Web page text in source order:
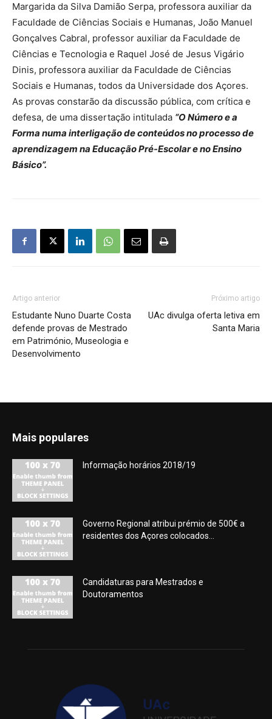
Margarida da Silva Damião Serpa, professora auxiliar da
Faculdade de Ciências Sociais e Humanas, João Manuel
Gonçalves Cabral, professor auxiliar da Faculdade de
Ciências e Tecnologia e Raquel José de Jesus Vigário
Dinis, professora auxiliar da Faculdade de Ciências
Sociais e Humanas, todos da Universidade dos Açores.
As provas constarão da discussão pública, com crítica e
defesa, de uma dissertação intitulada “O Número e a
Forma numa interligação de conteúdos no processo de
aprendizagem na Educação Pré-Escolar e no Ensino
Básico”.
Artigo anterior
Estudante Nuno Duarte Costa
defende provas de Mestrado
em Património, Museologia e
Desenvolvimento
Próximo artigo
UAc divulga oferta letiva em
Santa Maria
Mais populares
Informação horários 2018/19
Governo Regional atribui prémio de 500€ a
residentes dos Açores colocados...
Candidaturas para Mestrados e
Doutoramentos